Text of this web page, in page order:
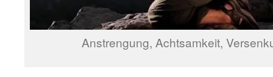
Anstrengung, Achtsamkeit,